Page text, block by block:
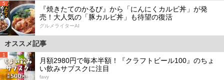
5
『焼きたてのかるび』から「にんにくカルビ丼」が発
売！大人気の「豚カルビ丼」も待望の復活
グルメライターAI
オススメ記事
1
月額2980円で毎本半額！『クラフトビール100』のちょ
い飲みサブスクに注目
favy